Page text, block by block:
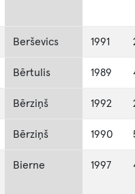
Berševics 1991
Bērtulis 1989
Bērziņš 1992
Bērziņš 1990
Bierne 1997